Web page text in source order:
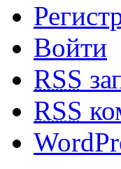
Войти
RSS
RSS